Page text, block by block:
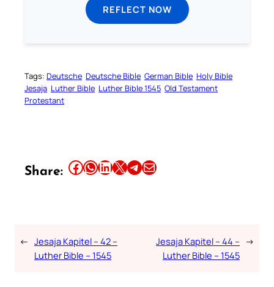
REFLECT NOW
Tags: Deutsche Deutsche Bible German Bible Holy Bible
Jesaja Luther Bible Luther Bible 1545 Old Testament
Protestant
Share: Share this article on Facebook Share this article on WhatsApp Share this article on LinkedIn Share this article on X Share this article on TelegramEmail this Article
← Jesaja Kapitel – 42 –
Luther Bible – 1545
Jesaja Kapitel – 44 –
Luther Bible – 1545
→